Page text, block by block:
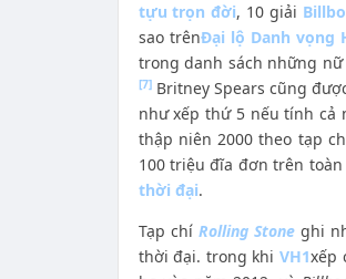
tựu trọn đời, 10 giải
sao trênĐại lộ Danh vọng
trong danh sách những
[7]Britney Spears cũng
như xếp thứ 5 nếu tính cả
thập niên 2000 theo tạp
100 triệu đĩa đơn trên
thời đại.
Tạp chí Rolling Stone ghi
thời đại. trong khi VH1xếp